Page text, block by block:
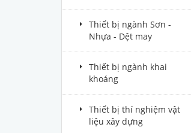
Thiết bị ngành Sơn -
Nhựa - Dệt may
Thiết bị ngành khai
khoáng
Thiết bị thí nghiệm vật
liệu xây dựng